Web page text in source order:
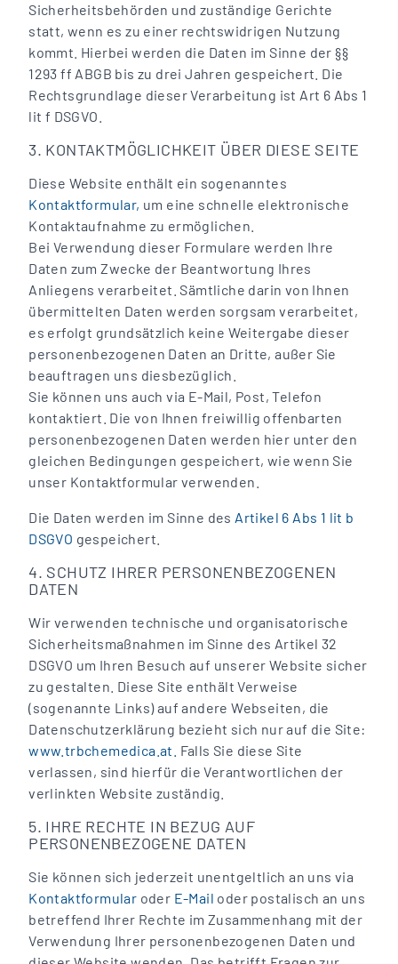
Sicherheitsbehörden und zuständige Gerichte
statt, wenn es zu einer rechtswidrigen Nutzung
kommt. Hierbei werden die Daten im Sinne der §§
1293 ff ABGB bis zu drei Jahren gespeichert. Die
Rechtsgrundlage dieser Verarbeitung ist Art 6 Abs 1
lit f DSGVO.
3. KONTAKTMÖGLICHKEIT ÜBER DIESE SEITE
Diese Website enthält ein sogenanntes
Kontaktformular, um eine schnelle elektronische
Kontaktaufnahme zu ermöglichen.
Bei Verwendung dieser Formulare werden Ihre
Daten zum Zwecke der Beantwortung Ihres
Anliegens verarbeitet. Sämtliche darin von Ihnen
übermittelten Daten werden sorgsam verarbeitet,
es erfolgt grundsätzlich keine Weitergabe dieser
personenbezogenen Daten an Dritte, außer Sie
beauftragen uns diesbezüglich.
Sie können uns auch via E-Mail, Post, Telefon
kontaktiert. Die von Ihnen freiwillig offenbarten
personenbezogenen Daten werden hier unter den
gleichen Bedingungen gespeichert, wie wenn Sie
unser Kontaktformular verwenden.
Die Daten werden im Sinne des Artikel 6 Abs 1 lit b
DSGVO gespeichert.
4. SCHUTZ IHRER PERSONENBEZOGENEN
DATEN
Wir verwenden technische und organisatorische
Sicherheitsmaßnahmen im Sinne des Artikel 32
DSGVO um Ihren Besuch auf unserer Website sicher
zu gestalten. Diese Site enthält Verweise
(sogenannte Links) auf andere Webseiten, die
Datenschutzerklärung bezieht sich nur auf die Site:
www.trbchemedica.at. Falls Sie diese Site
verlassen, sind hierfür die Verantwortlichen der
verlinkten Website zuständig.
5. IHRE RECHTE IN BEZUG AUF
PERSONENBEZOGENE DATEN
Sie können sich jederzeit unentgeltlich an uns via
Kontaktformular oder E-Mail oder postalisch an uns
betreffend Ihrer Rechte im Zusammenhang mit der
Verwendung Ihrer personenbezogenen Daten und